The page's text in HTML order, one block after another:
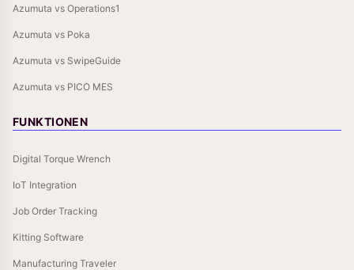
Azumuta vs Operations1
Azumuta vs Poka
Azumuta vs SwipeGuide
Azumuta vs PICO MES
FUNKTIONEN
Digital Torque Wrench
IoT Integration
Job Order Tracking
Kitting Software
Manufacturing Traveler